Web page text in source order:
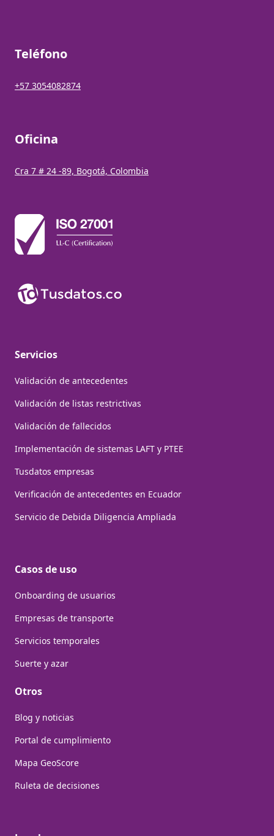
Teléfono
+57 3054082874
Oficina
Cra 7 # 24 -89, Bogotá, Colombia
Servicios
Validación de antecedentes
Validación de listas restrictivas
Validación de fallecidos
Implementación de sistemas LAFT y PTEE
Tusdatos empresas
Verificación de antecedentes en Ecuador
Servicio de Debida Diligencia Ampliada
Casos de uso
Onboarding de usuarios
Empresas de transporte
Servicios temporales
Suerte y azar
Otros
Blog y noticias
Portal de cumplimiento
Mapa GeoScore
Ruleta de decisiones